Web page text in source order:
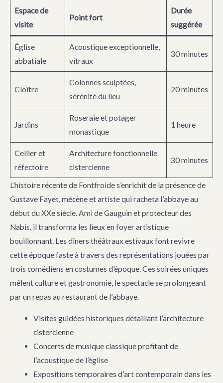
Espace de
visite
Point fort
Durée
suggérée
Église
abbatiale
Acoustique exceptionnelle,
vitraux
30 minutes
Cloître
Colonnes sculptées,
sérénité du lieu
20 minutes
Jardins
Roseraie et potager
monastique
1 heure
Cellier et
réfectoire
Architecture fonctionnelle
cistercienne
30 minutes
L’histoire récente de Fontfroide s’enrichit de la présence de
Gustave Fayet, mécène et artiste qui racheta l’abbaye au
début du XXe siècle. Ami de Gauguin et protecteur des
Nabis, il transforma les lieux en foyer artistique
bouillonnant. Les dîners théâtraux estivaux font revivre
cette époque faste à travers des représentations jouées par
trois comédiens en costumes d’époque. Ces soirées uniques
mêlent culture et gastronomie, le spectacle se prolongeant
par un repas au restaurant de l’abbaye.
Visites guidées historiques détaillant l’architecture
cistercienne
Concerts de musique classique profitant de
l’acoustique de l’église
Expositions temporaires d’art contemporain dans les